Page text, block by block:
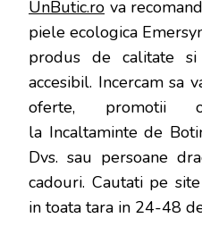
UnButic.ro va
piele ecologica
produs de calitate
accesibil. Incercam sa
oferte, promotii
la Incaltaminte de
Dvs. sau persoane
cadouri. Cautati pe
in toata tara in 24-48